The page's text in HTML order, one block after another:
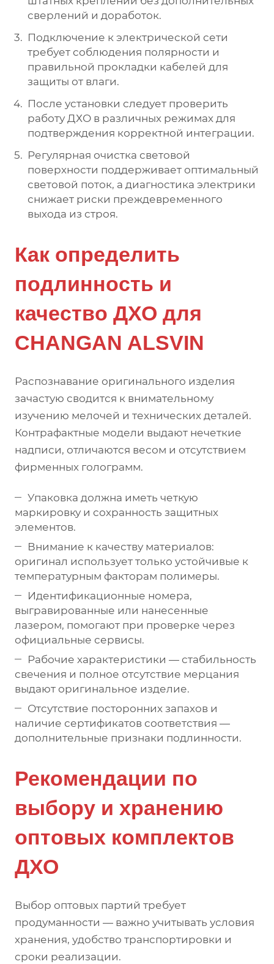
сверлений и доработок.
Подключение к электрической сети
требует соблюдения полярности и
правильной прокладки кабелей для
защиты от влаги.
После установки следует проверить
работу ДХО в различных режимах для
подтверждения корректной интеграции.
Регулярная очистка световой
поверхности поддерживает оптимальный
световой поток, а диагностика электрики
снижает риски преждевременного
выхода из строя.
Как определить
подлинность и
качество ДХО для
CHANGAN ALSVIN
Распознавание оригинального изделия
зачастую сводится к внимательному
изучению мелочей и технических деталей.
Контрафактные модели выдают нечеткие
надписи, отличаются весом и отсутствием
фирменных голограмм.
Упаковка должна иметь четкую
маркировку и сохранность защитных
элементов.
Внимание к качеству материалов:
оригинал использует только устойчивые к
температурным факторам полимеры.
Идентификационные номера,
выгравированные или нанесенные
лазером, помогают при проверке через
официальные сервисы.
Рабочие характеристики — стабильность
свечения и полное отсутствие мерцания
выдают оригинальное изделие.
Отсутствие посторонних запахов и
наличие сертификатов соответствия —
дополнительные признаки подлинности.
Рекомендации по
выбору и хранению
оптовых комплектов
ДХО
Выбор оптовых партий требует
продуманности — важно учитывать условия
хранения, удобство транспортировки и
сроки реализации.